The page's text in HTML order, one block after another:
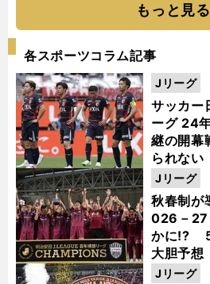
もっと見る
各スポーツコラム記事
サッカー
ーグ 24
継の開幕
られない
Jリーグ
秋春制が
026－27
かに!?
大胆予想
Jリーグ
Jリーグ